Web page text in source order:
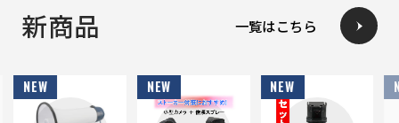
新商品 一覧はこちら